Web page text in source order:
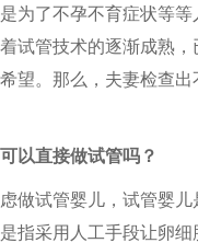
为了不孕不育症状等
试管技术的逐渐成熟
望。那么，夫妻检查
以直接做试管吗？
做试管婴儿，试管婴儿
指采用人工手段让卵细